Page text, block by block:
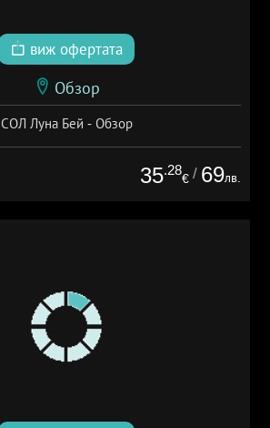
виж офертата
Обзор
СОЛ Луна Бей - Обзор
35.28
€ / 69лв.